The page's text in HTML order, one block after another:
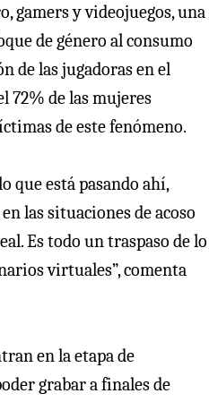
gamers y videojuegos, una
de género al consumo
de las jugadoras en el
72% de las mujeres
de este fenómeno.
que está pasando ahí,
las situaciones de acoso
Es todo un traspaso de lo
virtuales”, comenta
en la etapa de
grabar a finales de